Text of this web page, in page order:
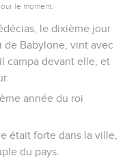
le moment.
le dixième jour
de Babylone, vint avec
campa devant elle, et
année du roi
était forte dans la ville,
du pays.